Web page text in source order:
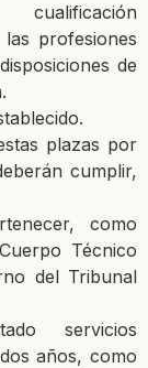
profesiones
de
plazas por
cumplir,
como
Técnico
del Tribunal
servicios
años, como